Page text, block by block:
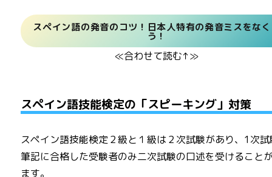
スペイン語の発音のコツ！日本人特有の発音ミスをな
う！
≪合わせて読む↑≫
スペイン語技能検定の「スピーキング」対策
スペイン語技能検定２級と１級は２次試験があり、1次
筆記に合格した受験者のみ二次試験の口述を受けること
ます。